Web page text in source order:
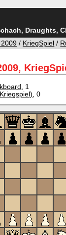
Draughts,
/ KriegSpiel /
, 1
, 0